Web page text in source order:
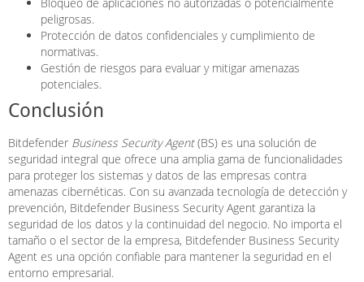
peligrosas.
Protección de datos confidenciales y cumplimiento de
normativas.
Gestión de riesgos para evaluar y mitigar amenazas
potenciales.
Conclusión
Bitdefender Business Security Agent(BS) es una solución de
seguridad integral que ofrece una amplia gama de funcionalidades
para proteger los sistemas y datos de las empresas contra
amenazas cibernéticas. Con su avanzada tecnología de detección y
prevención, Bitdefender Business Security Agent garantiza la
seguridad de los datos y la continuidad del negocio. No importa el
tamaño o el sector de la empresa, Bitdefender Business Security
Agent es una opción confiable para mantener la seguridad en el
entorno empresarial.